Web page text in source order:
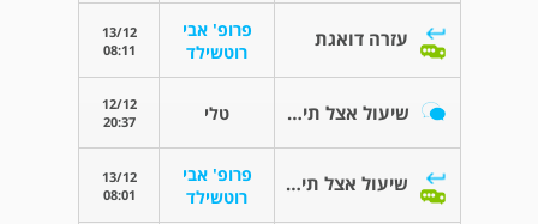
עזרה דואגת
פרופ' אבי
רוטשילד
13/12
08:11
שיעול אצל תינוקת טלי
12/12
20:37
שיעול אצל תינוקת
פרופ' אבי
רוטשילד
13/12
08:01